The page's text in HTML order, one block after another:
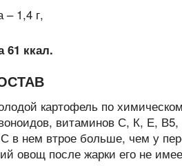
– 1,4 г,
61 ккал.
картофель по
витаминов С, К, Е,
в нем втрое больше, чем у
овощ после жарки его не